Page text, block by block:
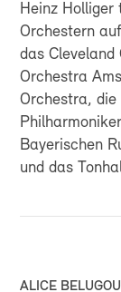
Heinz
Orchestern
das Cleveland
Orchestra
Orchestra, die
Bayerischen
und das
ALICE